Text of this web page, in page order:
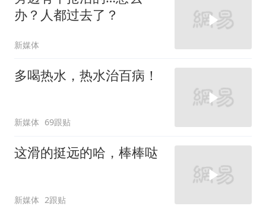
办？人都过去了？
新媒体
多喝热水，热水治百病！
新媒体 69跟贴
这滑的挺远的哈，棒棒哒
新媒体 2跟贴